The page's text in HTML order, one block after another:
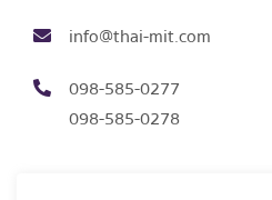
info@thai-mit.com
098-585-0277
098-585-0278